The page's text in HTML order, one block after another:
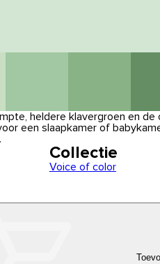
heldere klavergroen en de
een slaapkamer of
Collectie
Voice of color